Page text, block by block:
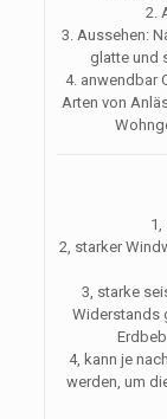
2.
3. Aussehen:
glatte und
4. anwendbar
Arten von
1,
2, starker
3, starke
Widerstands
4, kann je
werden, um